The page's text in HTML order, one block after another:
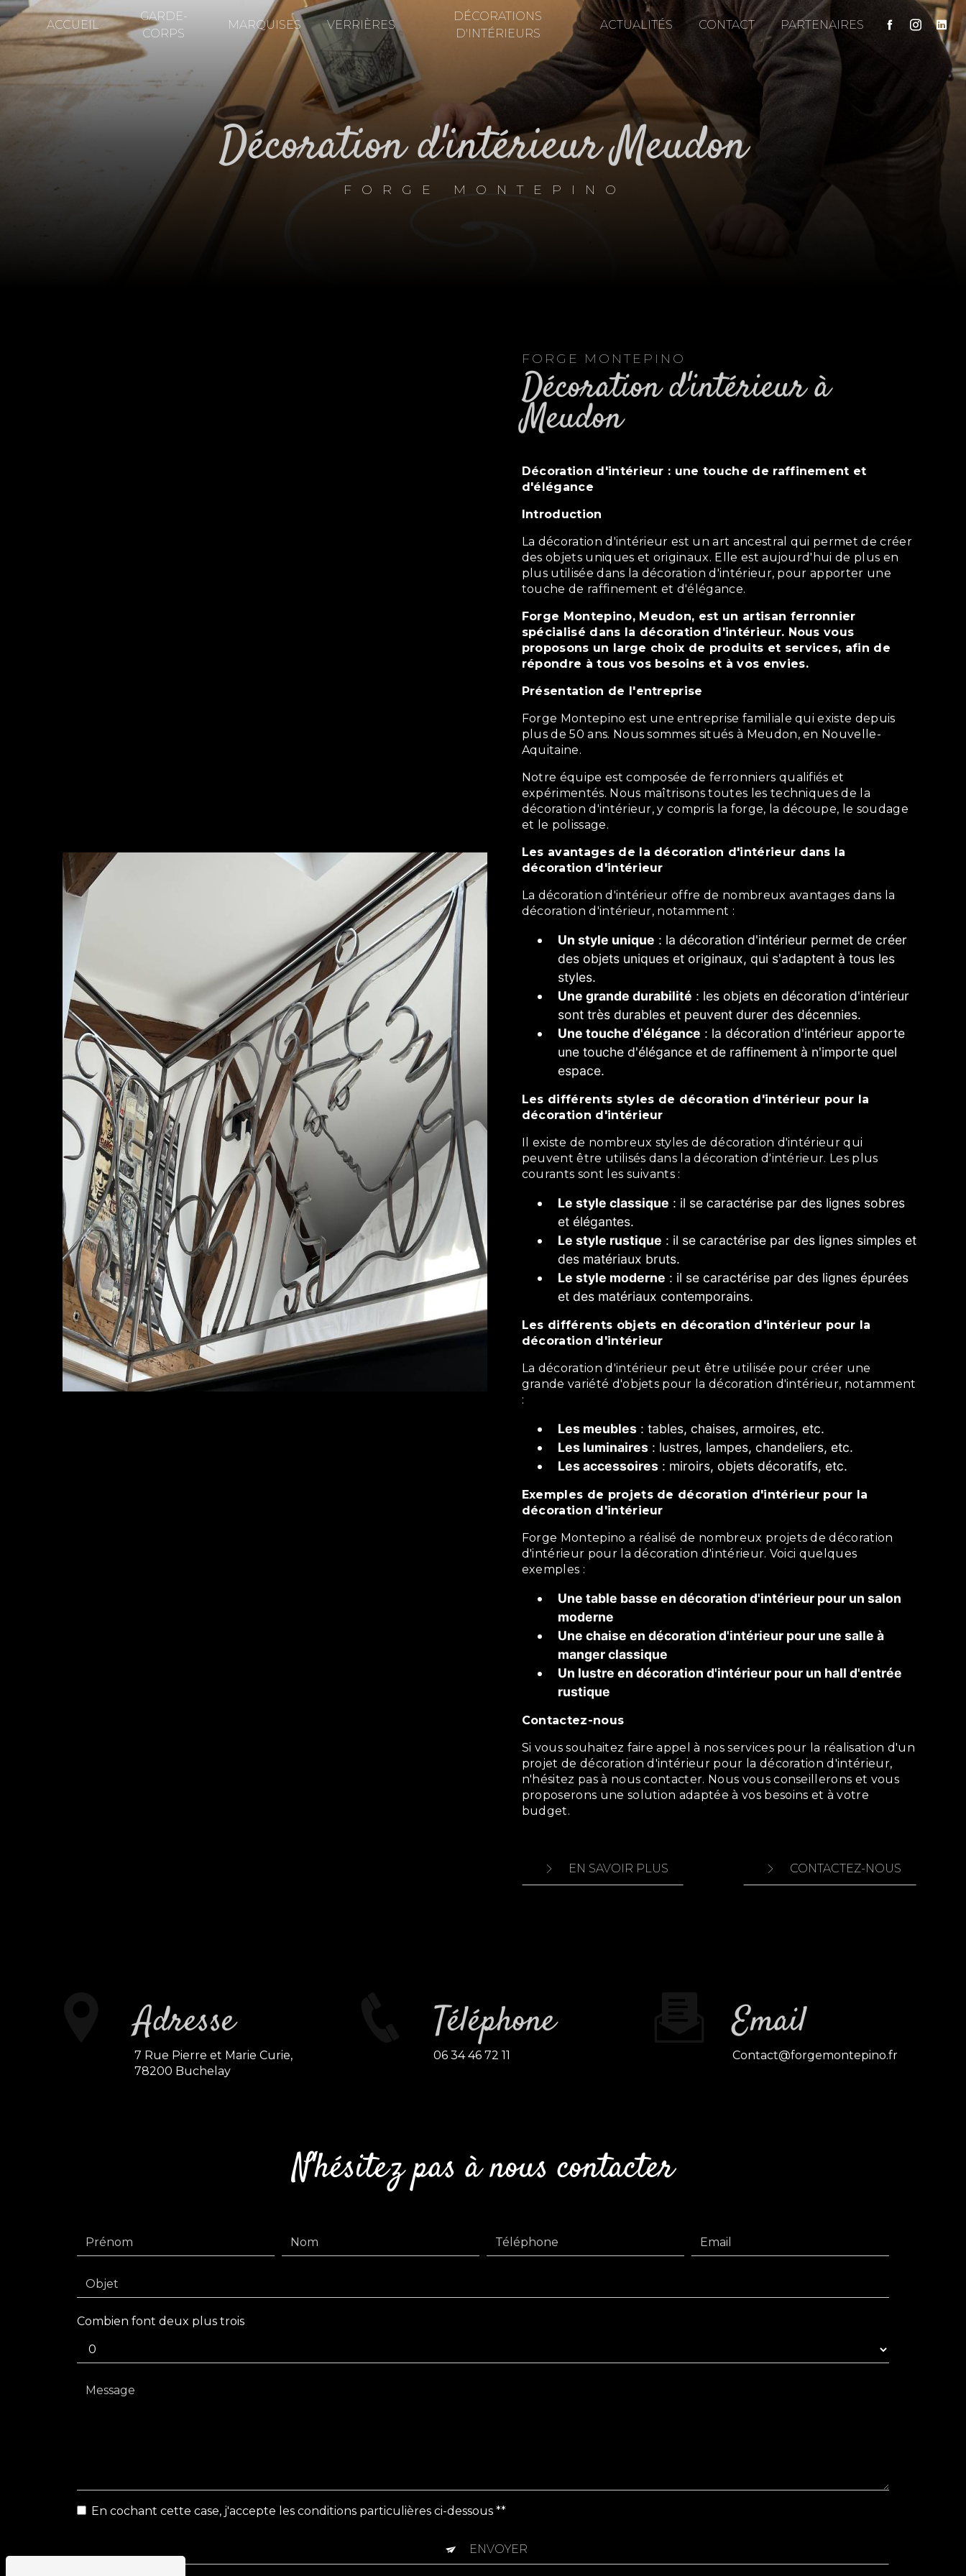
ACCUEIL
GARDE-
CORPS
MARQUISES VERRIÈRES
DÉCORATIONS
D'INTÉRIEURS
ACTUALITÉS CONTACT PARTENAIRES
décoration d'intérieur Meudon
FORGE MONTEPINO
FORGE MONTEPINO
décoration d'intérieur à
Meudon
décoration d'intérieur : une touche de raffinement et
d'élégance
Introduction
La décoration d'intérieur est un art ancestral qui permet de créer
des objets uniques et originaux. Elle est aujourd'hui de plus en
plus utilisée dans la décoration d'intérieur, pour apporter une
touche de raffinement et d'élégance.
Forge Montepino, Meudon, est un artisan ferronnier
spécialisé dans la décoration d'intérieur. Nous vous
proposons un large choix de produits et services, afin de
répondre à tous vos besoins et à vos envies.
Présentation de l'entreprise
Forge Montepino est une entreprise familiale qui existe depuis
plus de 50 ans. Nous sommes situés à Meudon, en Nouvelle-
Aquitaine.
Notre équipe est composée de ferronniers qualifiés et
expérimentés. Nous maîtrisons toutes les techniques de la
décoration d'intérieur, y compris la forge, la découpe, le soudage
et le polissage.
Les avantages de la décoration d'intérieur dans la
décoration d'intérieur
La décoration d'intérieur offre de nombreux avantages dans la
décoration d'intérieur, notamment :
Un style unique : la décoration d'intérieur permet de créer
des objets uniques et originaux, qui s'adaptent à tous les
styles.
Une grande durabilité : les objets en décoration d'intérieur
sont très durables et peuvent durer des décennies.
Une touche d'élégance : la décoration d'intérieur apporte
une touche d'élégance et de raffinement à n'importe quel
espace.
Les différents styles de décoration d'intérieur pour la
décoration d'intérieur
Il existe de nombreux styles de décoration d'intérieur qui
peuvent être utilisés dans la décoration d'intérieur. Les plus
courants sont les suivants :
Le style classique : il se caractérise par des lignes sobres
et élégantes.
Le style rustique : il se caractérise par des lignes simples et
des matériaux bruts.
Le style moderne : il se caractérise par des lignes épurées
et des matériaux contemporains.
Les différents objets en décoration d'intérieur pour la
décoration d'intérieur
La décoration d'intérieur peut être utilisée pour créer une
grande variété d'objets pour la décoration d'intérieur, notamment
:
Les meubles: tables, chaises, armoires, etc.
Les luminaires: lustres, lampes, chandeliers, etc.
Les accessoires: miroirs, objets décoratifs, etc.
Exemples de projets de décoration d'intérieur pour la
décoration d'intérieur
Forge Montepino a réalisé de nombreux projets de décoration
d'intérieur pour la décoration d'intérieur. Voici quelques
exemples :
Une table basse en décoration d'intérieur pour un salon
moderne
Une chaise en décoration d'intérieur pour une salle à
manger classique
Un lustre en décoration d'intérieur pour un hall d'entrée
rustique
Contactez-nous
Si vous souhaitez faire appel à nos services pour la réalisation d'un
projet de décoration d'intérieur pour la décoration d'intérieur,
n'hésitez pas à nous contacter. Nous vous conseillerons et vous
proposerons une solution adaptée à vos besoins et à votre
budget.
EN SAVOIR PLUS CONTACTEZ-NOUS
Adresse
7 Rue Pierre et Marie Curie,
78200 Buchelay
Téléphone
06 34 46 72 11
Email
contact@forgemontepino.fr
N'hésitez pas à nous contacter
Combien font deux plus trois
En cochant cette case, j'accepte les conditions particulières ci-dessous **
ENVOYER
Panneau de gestion des cookies